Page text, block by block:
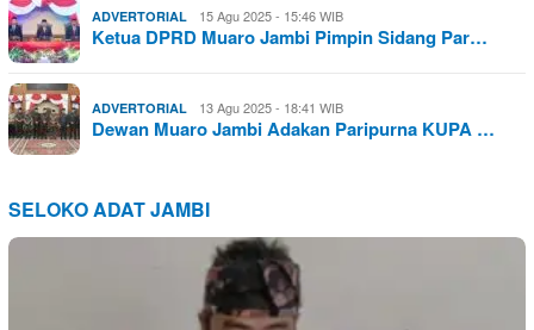
ADVERTORIAL 15 Agu 2025 - 15:46 WIB
Ketua DPRD Muaro Jambi Pimpin Sidang Par…
ADVERTORIAL 13 Agu 2025 - 18:41 WIB
Dewan Muaro Jambi Adakan Paripurna KUPA …
SELOKO ADAT JAMBI